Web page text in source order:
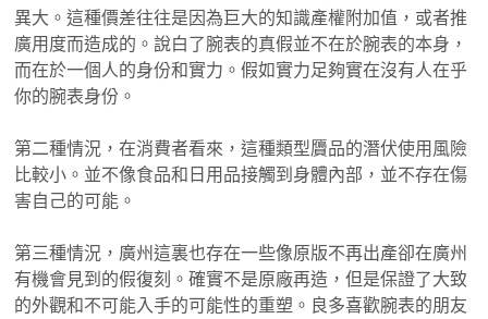
異大。這種價差往往是因為巨大的知識產權附加值，或者推
廣用度而造成的。說白了腕表的真假並不在於腕表的本身，
而在於一個人的身份和實力。假如實力足夠實在沒有人在乎
你的腕表身份。
第二種情況，在消費者看來，這種類型贗品的潛伏使用風險
比較小。並不像食品和日用品接觸到身體內部，並不存在傷
害自己的可能。
第三種情況，廣州這裏也存在一些像原版不再出產卻在廣州
有機會見到的假復刻。確實不是原廠再造，但是保證了大致
的外觀和不可能入手的可能性的重塑。良多喜歡腕表的朋友